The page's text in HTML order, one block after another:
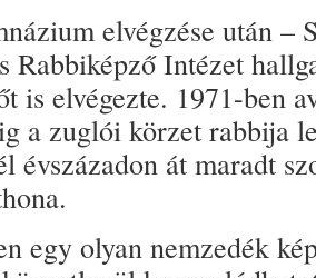
elvégzése után –
Rabbiképző Intézet
is elvégezte. 1971-ben
a zuglói körzet rabbija
évszázadon át maradt
egy olyan nemzedék